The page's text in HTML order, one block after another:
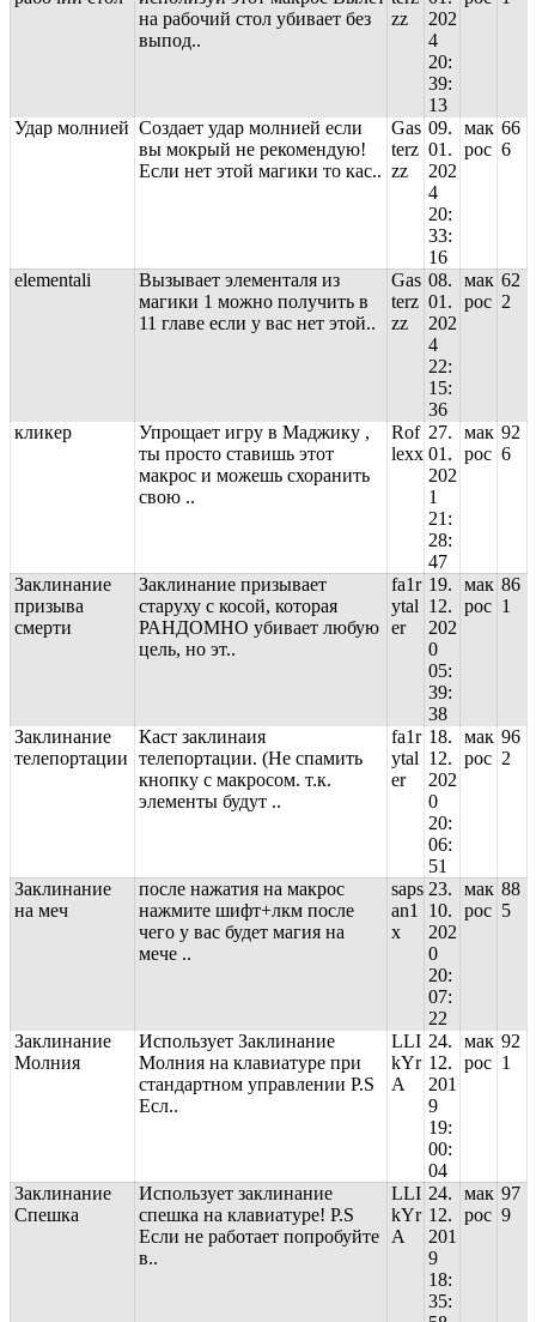
на рабочий стол убивает без
выпод..
zz
202
4
20:
39:
13
Удар молнией Создает удар молнией если
вы мокрый не рекомендую!
Если нет этой магики то кас..
Gas
terz
zz
09.
01.
202
4
20:
33:
16
мак
рос
66
6
elementali
Вызывает элементаля из
магики 1 можно получить в
11 главе если у вас нет этой..
Gas
terz
zz
08.
01.
202
4
22:
15:
36
мак
рос
62
2
кликер
Упрощает игру в Маджику ,
ты просто ставишь этот
макрос и можешь схоранить
свою ..
Rof
lexx
27.
01.
202
1
21:
28:
47
мак
рос
92
6
Заклинание
призыва
смерти
Заклинание призывает
старуху с косой, которая
РАНДОМНО убивает любую
цель, но эт..
fa1r
ytal
er
19.
12.
202
0
05:
39:
38
мак
рос
86
1
Заклинание
телепортации
Каст заклинаия
телепортации. (Не спамить
кнопку с макросом. т.к.
элементы будут ..
fa1r
ytal
er
18.
12.
202
0
20:
06:
51
мак
рос
96
2
Заклинание
на меч
после нажатия на макрос
нажмите шифт+лкм после
чего у вас будет магия на
мече ..
saps
an1
x
23.
10.
202
0
20:
07:
22
мак
рос
88
5
Заклинание
Молния
Использует Заклинание
Молния на клавиатуре при
стандартном управлении P.S
Есл..
LLI
kYr
A
24.
12.
201
9
19:
00:
04
мак
рос
92
1
Заклинание
Спешка
Использует заклинание
спешка на клавиатуре! P.S
Если не работает попробуйте
в..
LLI
kYr
A
24.
12.
201
9
18:
35:
мак
рос
97
9